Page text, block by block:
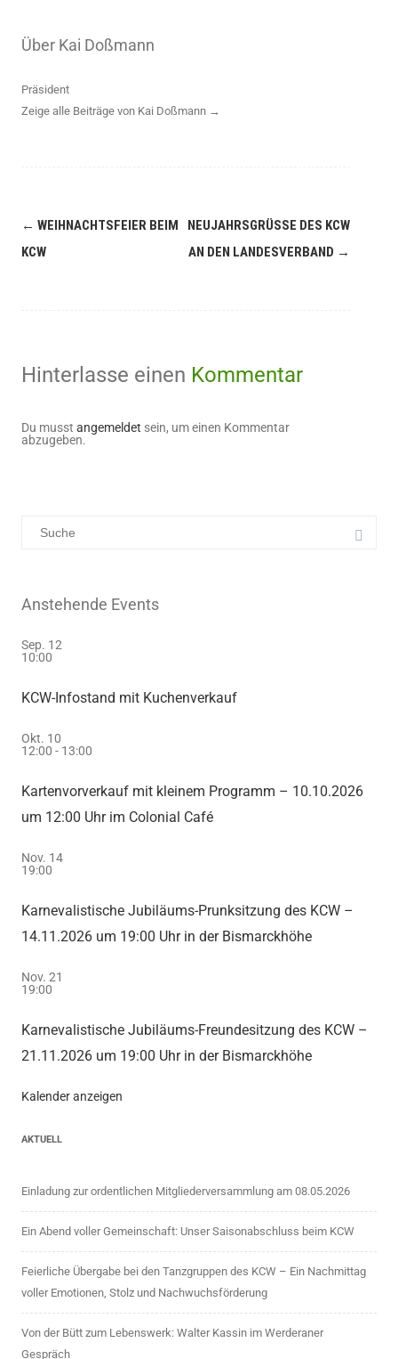
Über Kai Doßmann
Präsident
Zeige alle Beiträge von Kai Doßmann →
← WEIHNACHTSFEIER BEIM
KCW
NEUJAHRSGRÜSSE DES KCW A
N DEN LANDESVERBAND →
Hinterlasse einen Kommentar
Du musst angemeldet sein, um einen Kommentar
abzugeben.
Anstehende Events
Sep. 12
10:00
KCW-Infostand mit Kuchenverkauf
Okt. 10
12:00 - 13:00
Kartenvorverkauf mit kleinem Programm – 10.10.2026
um 12:00 Uhr im Colonial Café
Nov. 14
19:00
Karnevalistische Jubiläums-Prunksitzung des KCW –
14.11.2026 um 19:00 Uhr in der Bismarckhöhe
Nov. 21
19:00
Karnevalistische Jubiläums-Freundesitzung des KCW –
21.11.2026 um 19:00 Uhr in der Bismarckhöhe
Kalender anzeigen
AKTUELL
Einladung zur ordentlichen Mitgliederversammlung am 08.05.2026
Ein Abend voller Gemeinschaft: Unser Saisonabschluss beim KCW
Feierliche Übergabe bei den Tanzgruppen des KCW – Ein Nachmittag
voller Emotionen, Stolz und Nachwuchsförderung
Von der Bütt zum Lebenswerk: Walter Kassin im Werderaner
Gespräch